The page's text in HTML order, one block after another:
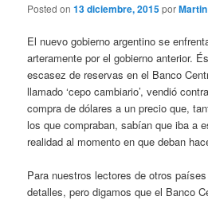
Posted on13 diciembre, 2015por
El nuevo gobierno argentino se
arteramente por el gobierno anterior.
escasez de reservas en el Banco
llamado ‘cepo cambiario’, vendió
compra de dólares a un precio que,
los que compraban, sabían que iba a
realidad al momento en que deban
Para nuestros lectores de otros
detalles, pero digamos que el Banco